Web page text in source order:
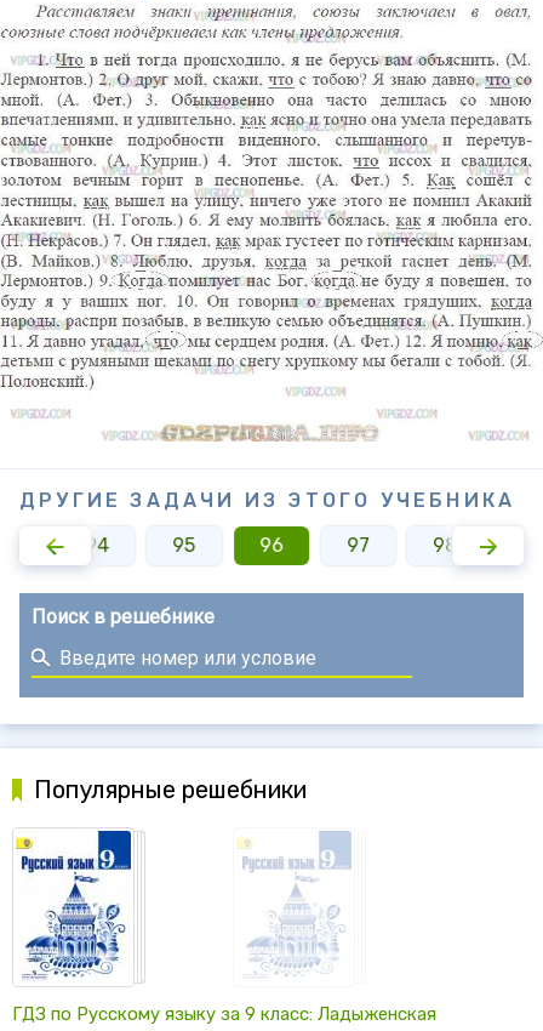
ДРУГИЕ ЗАДАЧИ ИЗ ЭТОГО УЧЕБНИКА
94 95 96 97 98
Поиск в решебнике
Популярные решебники
ГДЗ по Русскому языку за 9 класс: Ладыженская